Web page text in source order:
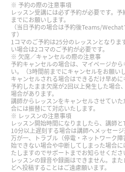
次见吧。( 男性 )
谢谢您！今天跟您聊天，让
您，好好照顾自己的嗓子～
的您
日本人很喜欢低调的人。这
他。下次见吧。( 男性 )
谢谢您的课。下次也请多关
谢谢。常常去外孙子家照顾
次见吧。( 男性 )
予約の際の注意事項
レッスン受講には必ず予約が必要です。
までにお願いします。
（当日予約の場合は予約後Teams/
す）
1コマのご予約は25分のレッスンとなりま
い場合は2コマのご予約が必要です。
欠席／キャンセルの際の注意事
予約キャンセルの場合は、マイページか
い。（3時間前までにキャンセルをお願いし
キャンセルされる場合はできるだけ早めに
予約したまま欠席が2回以上発生した場合
場合があります。
講師からレッスンをキャンセルさせてい
合には振替にて対応いたします。
レッスンの注意事項
レッスン開始時間になりましたら、講師と
10分以上遅刻する場合は講師へメッセージ
万が一、トラブル（停電・ネットワーク
始できない場合や中断してしまった場合
たしますのでサポートまでお知らせくださ
レッスンの録音や録画はできません。ま
どへ投稿することはご遠慮願います。